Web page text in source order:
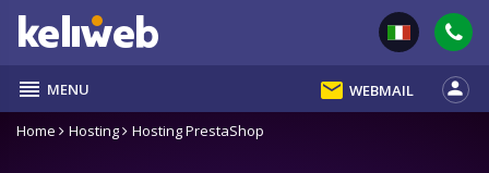
reorder MENU email WEBMAIL person
Home Hosting Hosting PrestaShop